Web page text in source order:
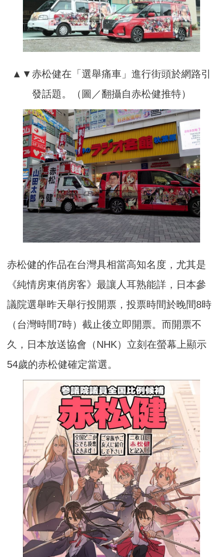
▲▼赤松健在「選舉痛車」進行街頭於網路引
發話題。（圖／翻攝自赤松健推特）
赤松健的作品在台灣具相當高知名度，尤其是
《純情房東俏房客》最讓人耳熟能詳，日本參
議院選舉昨天舉行投開票，投票時間於晚間8時
（台灣時間7時）截止後立即開票。而開票不
久，日本放送協會（NHK）立刻在螢幕上顯示
54歲的赤松健確定當選。